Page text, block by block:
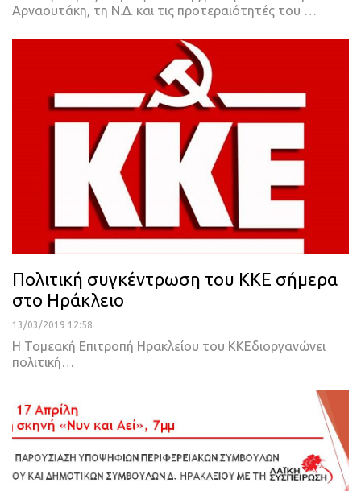
Αρναουτάκη, τη Ν.Δ. και τις προτεραιότητές του …
Πολιτική συγκέντρωση του ΚΚΕ σήμερα
στο Ηράκλειο
13/03/2019 12:58
Η Τομεακή Επιτροπή Ηρακλείου του ΚΚΕδιοργανώνει
πολιτική